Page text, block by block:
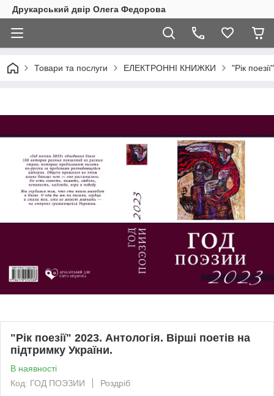
Друкарський двір Олега Федорова
Товари та послуги ЕЛЕКТРОННІ КНИЖКИ "Рік
"Рік поезії" 2023. Антологія. Вірші поетів на
підтримку України.
В наявності
Код: ГОД ПОЭЗИИ
Роздріб